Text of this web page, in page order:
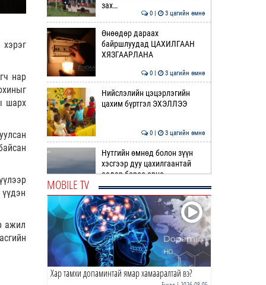
нар
шарх
ажил
зах…
0 | 3 цагийн өмнө
Өнөөдөр дараах
байршлуудад ЦАХИЛГААН
ХЯЗГААРЛАНА
0 | 3 цагийн өмнө
Нийслэлийн цэцэрлэгийн
цахим бүртгэл ЭХЭЛЛЭЭ
0 | 3 цагийн өмнө
Нутгийн өмнөд болон зүүн
хэсгээр дуу цахилгаантай
аадар бороо орно
ӨРНИЙН ЗУРХАЙ | Үхрийнхэн
бизнес эрхлэхэд таатай
0 | 5 цагийн өмнө
ӨГЛӨӨНИЙ МЭНД!
MOBILE TV
Хар тамхи допаминтай ямар хамааралтай вэ?